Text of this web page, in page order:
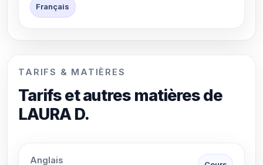
Français
TARIFS & MATIÈRES
Tarifs et autres matières de
LAURA D.
Anglais